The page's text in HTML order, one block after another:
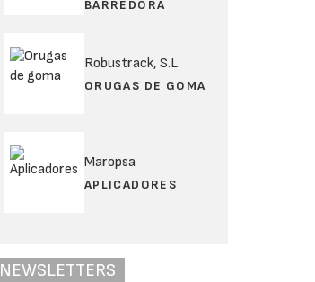
BARREDORA
Robustrack, S.L.
ORUGAS DE GOMA
Maropsa
APLICADORES
NEWSLETTERS